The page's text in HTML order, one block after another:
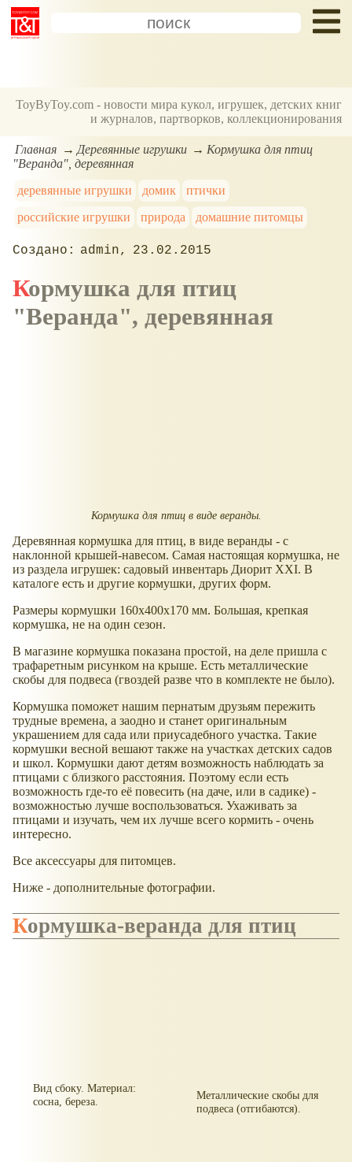
ToyByToy.com - новости мира кукол, игрушек, детских книг
и журналов, партворков, коллекционирования
Главная Деревянные игрушки
Кормушка для птиц
"Веранда", деревянная
деревянные игрушки
домик
птички
российские игрушки
природа домашние питомцы
admin 23.02.2015
Кормушка для птиц
"Веранда", деревянная
Кормушка для птиц в виде веранды.
Деревянная кормушка для птиц, в виде веранды - с
наклонной крышей-навесом. Самая настоящая кормушка, не
из раздела игрушек: садовый инвентарь Диорит XXI. В
каталоге есть и другие кормушки, других форм.
Размеры кормушки 160x400x170 мм. Большая, крепкая
кормушка, не на один сезон.
В магазине кормушка показана простой, на деле пришла с
трафаретным рисунком на крыше. Есть металлические
скобы для подвеса (гвоздей разве что в комплекте не было).
Кормушка поможет нашим пернатым друзьям пережить
трудные времена, а заодно и станет оригинальным
украшением для сада или приусадебного участка. Такие
кормушки весной вешают также на участках детских садов
и школ. Кормушки дают детям возможность наблюдать за
птицами с близкого расстояния. Поэтому если есть
возможность где-то её повесить (на даче, или в садике) -
возможностью лучше воспользоваться. Ухаживать за
птицами и изучать, чем их лучше всего кормить - очень
интересно.
Все аксессуары для питомцев.
Ниже - дополнительные фотографии.
Кормушка-веранда для птиц
Вид сбоку. Материал:
сосна, береза.
Металлические скобы для
подвеса (отгибаются).